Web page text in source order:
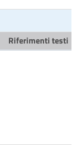
Riferimenti testi